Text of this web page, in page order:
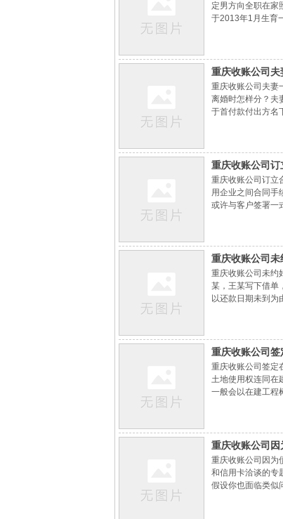
定男方向全职在家
于2013年1月生育
重庆收账公司​
款付出方名下
重庆收账公司夫妻
离婚时怎样分？夫
于首付款付出方名
重庆收账公司​
重庆收账公司订立
用企业之间合同手
或许与客户签署一
重庆收账公司​未
重庆收账公司未约
某，王某写下借单
以还款日期未到为
重庆收账公司​
重庆收账公司签定
土地使用权连同在
一般会以在建工程
重庆收账公司​因
重庆收账公司因为
和信用卡洽谈的专
假设你也面临类似